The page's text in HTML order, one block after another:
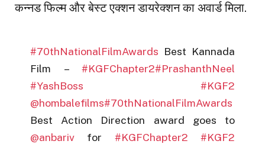
कन्नड फिल्म और बेस्ट एक्शन डायरेक्शन का अवार्ड मिला.
#70thNationalFilmAwards Best Kannada
Film – #KGFChapter2#PrashanthNeel
#YashBoss
#KGF2
@hombalefilms#70thNationalFilmAwards
Best Action Direction award goes to
@anbariv for #KGFChapter2
#KGF2